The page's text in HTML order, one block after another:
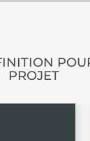
PROJET